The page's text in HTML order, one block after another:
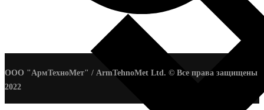
ООО "АрмТехноМет" / ArmTehnoMet Ltd. © Все права защищены
2022